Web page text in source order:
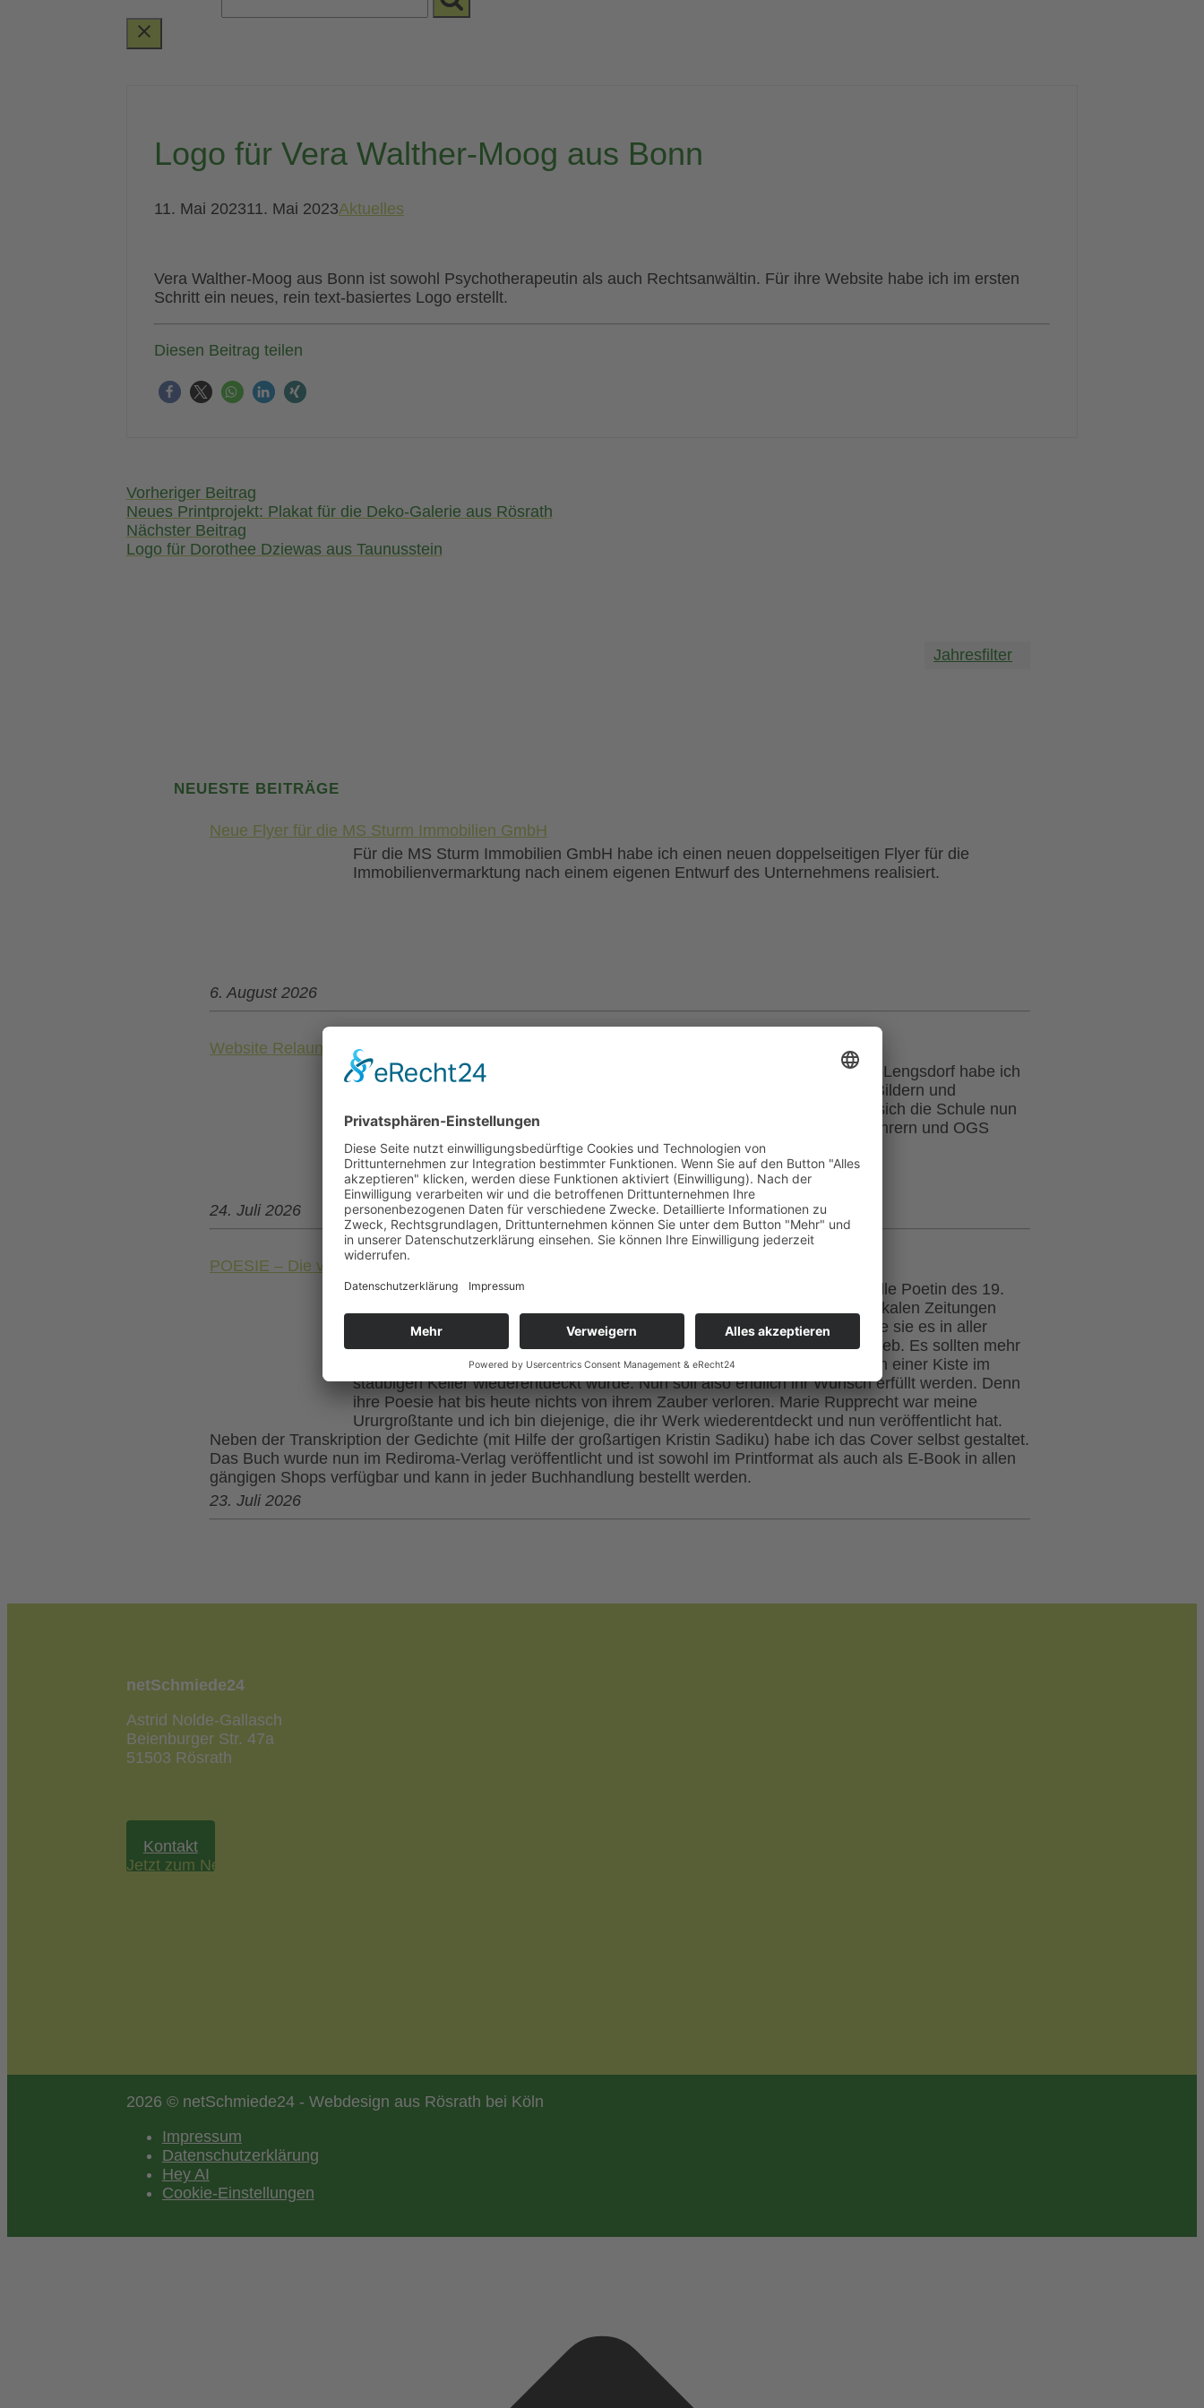
Logo für Vera Walther-Moog aus Bonn
11. Mai 202311. Mai 2023Aktuelles
Vera Walther-Moog aus Bonn ist sowohl Psychotherapeutin als auch Rechtsanwältin. Für ihre Website habe ich im ersten
Schritt ein neues, rein text-basiertes Logo erstellt.
Diesen Beitrag teilen
Post
navigation
Vorheriger Beitrag
Neues Printprojekt: Plakat für die Deko-Galerie aus Rösrath
Nächster Beitrag
Logo für Dorothee Dziewas aus Taunusstein
Jahresfilter
NEUESTE BEITRÄGE
Neue Flyer für die MS Sturm Immobilien GmbH
Für die MS Sturm Immobilien GmbH habe ich einen neuen doppelseitigen Flyer für die
Immobilienvermarktung nach einem eigenen Entwurf des Unternehmens realisiert.
6. August 2026
Website Relaunch für die Kreuzbergschule aus Bonn
Für die Kreuzbergschule (Städtische Gemeinschaftsgrundschule) in Bonn-Lengsdorf habe ich
pünktlich zum Schuljahrswechsel eine neue Website gestaltet. Mit vielen Bildern und
Informationen, aktuellen Berichten und einem Terminkalender präsentiert sich die Schule nun
wie gewünscht als „Schule im Grünen“. Die Website wird zukünftig von Lehrern und OGS
inhaltlich sowie von mir technisch weiter betreut.
24. Juli 2026
POESIE – Die verschollenen Gedichte der Marie Rupprecht (1829 – 1900)
Marie Rupprecht aus Niederschlesien war eine leidenschaftliche, gefühlvolle Poetin des 19.
Jahrhunderts. Einige ihrer Gedichte wurden schon zu ihren Lebzeiten in lokalen Zeitungen
veröffentlicht. Der Großteil blieb jedoch der Öffentlichkeit verborgen, so wie sie es in aller
Bescheidenheit wollte und in ihrem Gedicht „Mein Tagebuch“ auch beschrieb. Es sollten mehr
als 120 Jahre vergehen, bevor ihr handgeschriebenes literarisches Werk in einer Kiste im
staubigen Keller wiederentdeckt wurde. Nun soll also endlich ihr Wunsch erfüllt werden. Denn
ihre Poesie hat bis heute nichts von ihrem Zauber verloren. Marie Rupprecht war meine
Ururgroßtante und ich bin diejenige, die ihr Werk wiederentdeckt und nun veröffentlicht hat.
Neben der Transkription der Gedichte (mit Hilfe der großartigen Kristin Sadiku) habe ich das Cover selbst gestaltet.
Das Buch wurde nun im Rediroma-Verlag veröffentlicht und ist sowohl im Printformat als auch als E-Book in allen
gängigen Shops verfügbar und kann in jeder Buchhandlung bestellt werden.
23. Juli 2026
netSchmiede24
Astrid Nolde-Gallasch
Beienburger Str. 47a
51503 Rösrath
Kontakt
Jetzt zum Newsletter anmelden
2026 © netSchmiede24 - Webdesign aus Rösrath bei Köln
Impressum
Datenschutzerklärung
Hey AI
Cookie-Einstellungen